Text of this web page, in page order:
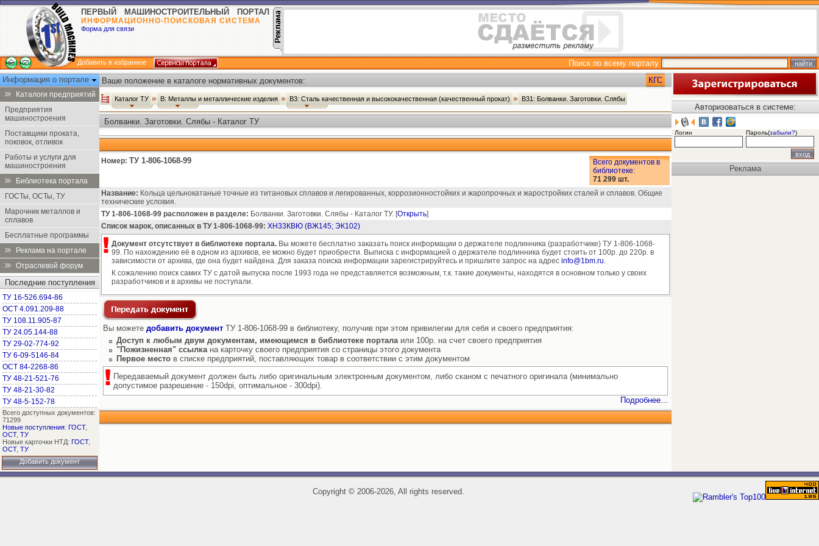
ПЕРВЫЙ МАШИНОСТРОИТЕЛЬНЫЙ ПОРТАЛ
ИНФОРМАЦИОННО-ПОИСКОВАЯ СИСТЕМА
Форма для связи
Добавить в избранное
Поиск по всему порталу
Информация о портале
Каталоги предприятий
Предприятия
машиностроения
Поставщики проката,
поковок, отливок
Работы и услуги для
машиностроения
Библиотека портала
ГОСТы, ОСТы, ТУ
Марочник металлов и
сплавов
Бесплатные программы
Реклама на портале
Отраслевой форум
Последние поступления
ТУ 16-526.694-86
ОСТ 4.091.209-88
ТУ 108.11.905-87
ТУ 24.05.144-88
ТУ 29-02-774-92
ТУ 6-09-5146-84
ОСТ 84-2268-86
ТУ 48-21-521-76
ТУ 48-21-30-82
ТУ 48-5-152-78
Всего доступных документов:
71299
Новые поступления: ГОСТ,
ОСТ, ТУ
Новые карточки НТД: ГОСТ,
ОСТ, ТУ
Добавить документ
Ваше положение в каталоге нормативных документов: КГС
Каталог ТУ В: Металлы и металлические изделия В3: Сталь качественная и высококачественная (качественный прокат) В31: Болванки. Заготовки. Слябы
Болванки. Заготовки. Слябы - Каталог ТУ
Номер: ТУ 1-806-1068-99
Всего документов в
библиотеке:
71 299 шт.
Название: Кольца цельнокатаные точные из титановых сплавов и легированных, коррозионностойких и жаропрочных и жаростройких сталей и сплавов. Общие
технические условия.
ТУ 1-806-1068-99 расположен в разделе: Болванки. Заготовки. Слябы - Каталог ТУ. [Открыть]
Список марок, описанных в ТУ 1-806-1068-99: ХН33КВЮ (ВЖ145; ЭК102)
Документ отсутствует в библиотеке портала. Вы можете бесплатно заказать поиск информации о держателе подлинника (разработчике) ТУ 1-806-1068-
99. По нахождению её в одном из архивов, ее можно будет приобрести. Выписка с информацией о держателе подлинника будет стоить от 100р. до 220р. в
зависимости от архива, где она будет найдена. Для заказа поиска информации зарегистрируйтесь и пришлите запрос на адрес info@1bm.ru.
К сожалению поиск самих ТУ с датой выпуска после 1993 года не представляется возможным, т.к. такие документы, находятся в основном только у своих
разработчиков и в архивы не поступали.
Вы можете добавить документ ТУ 1-806-1068-99 в библиотеку, получив при этом привилегии для себя и своего предприятия:
Доступ к любым двум документам, имеющимся в библиотеке порталаили 100р. на счет своего предприятия
"Пожизненная" ссылкана карточку своего предприятия со страницы этого документа
Первое место в списке предприятий, поставляющих товар в соответствии с этим документом
Передаваемый документ должен быть либо оригинальным электронным документом, либо сканом с печатного оригинала (минимально
допустимое разрешение - 150dpi, оптимальное - 300dpi).
Подробнее...
Авторизоваться в системе:
Логин Пароль(забыли?)
Реклама
Copyright ©2006-2026, All rights reserved.